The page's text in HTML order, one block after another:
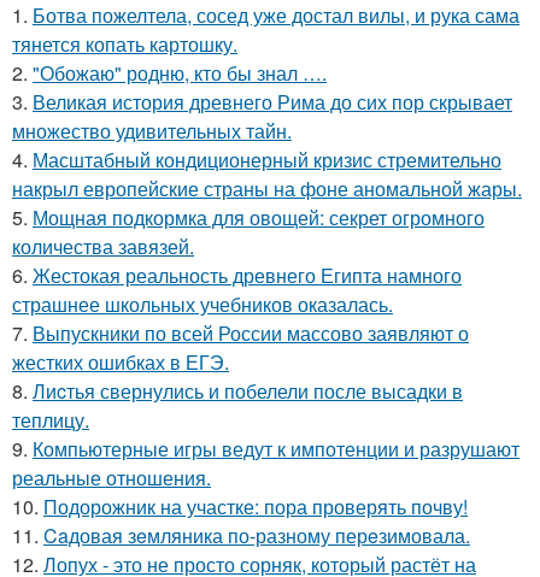
1. Ботва пожелтела, сосед уже достал вилы, и рука сама
тянется копать картошку.
2. "Обожаю" родню, кто бы знал ….
3. Великая история древнего Рима до сих пор скрывает
множество удивительных тайн.
4. Масштабный кондиционерный кризис стремительно
накрыл европейские страны на фоне аномальной жары.
5. Мощная подкормка для овощей: секрет огромного
количества завязей.
6. Жестокая реальность древнего Египта намного
страшнее школьных учебников оказалась.
7. Выпускники по всей России массово заявляют о
жестких ошибках в ЕГЭ.
8. Лиcтья свернулись и побелели после высадки в
теплицу.
9. Компьютерные игры ведут к импотенции и разрушают
реальные отношения.
10. Подорожник на участке: пора проверять почву!
11. Caдовая зeмляника по-разному перeзимовала.
12. Лопух - это не просто сорняк, который растёт на